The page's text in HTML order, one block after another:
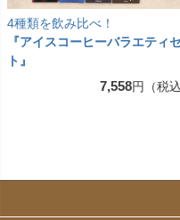
4種類を飲み比べ！
『アイスコーヒーバラエティ
ト』
7,558円（税込